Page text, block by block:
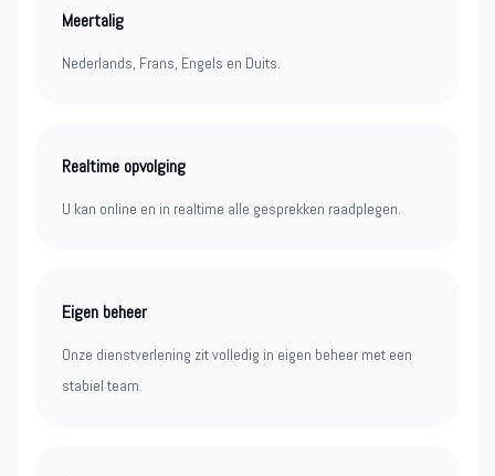
Meertalig
Nederlands, Frans, Engels en Duits.
Realtime opvolging
U kan online en in realtime alle gesprekken raadplegen.
Eigen beheer
Onze dienstverlening zit volledig in eigen beheer met een
stabiel team.